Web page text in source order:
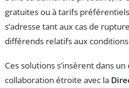
gratuites ou à tarifs
s’adresse tant aux cas de
différends relatifs aux
Ces solutions s’insèrent dans
collaboration étroite avec la